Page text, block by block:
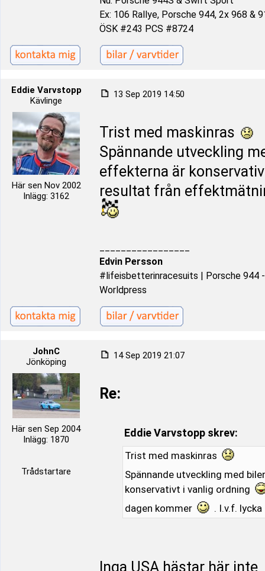
Ex: 106 Rallye, Porsche 944, 2x 968 &
ÖSK #243 PCS #8724
Eddie Varvstopp
Kävlinge
Här sen Nov 2002
Inlägg: 3162
13 Sep 2019 14:50
Trist med maskinras
Spännande utveckling
effekterna är
resultat från
Edvin Persson
#lifeisbetterinracesuits | Porsche 944
Worldpress
JohnC
Jönköping
Här sen Sep 2004
Inlägg: 1870
Trådstartare
14 Sep 2019 21:07
Re:
Eddie Varvstopp skrev:
Trist med maskinras
Spännande utveckling med
konservativt i vanlig ordning
dagen kommer
. I.v.f.
Inga USA hästar här inte